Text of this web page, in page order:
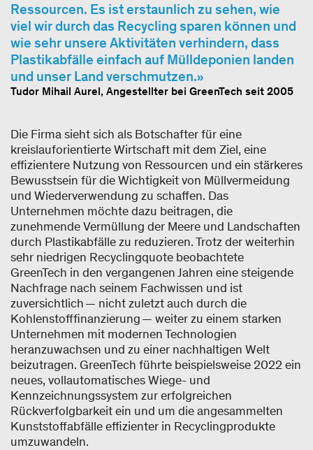
Ressourcen. Es ist erstaunlich zu sehen, wie
viel wir durch das Recycling sparen können und
wie sehr unsere Aktivitäten verhindern, dass
Plastikabfälle einfach auf Mülldeponien landen
und unser Land verschmutzen.
Tudor Mihail Aurel, Angestellter bei GreenTech seit 2005
Die Firma sieht sich als Botschafter für eine
kreislauforientierte Wirtschaft mit dem Ziel, eine
effizientere Nutzung von Ressourcen und ein stärkeres
Bewusstsein für die Wichtigkeit von Müllvermeidung
und Wiederverwendung zu schaffen. Das
Unternehmen möchte dazu beitragen, die
zunehmende Vermüllung der Meere und Landschaften
durch Plastikabfälle zu reduzieren. Trotz der weiterhin
sehr niedrigen Recyclingquote beobachtete
GreenTech in den vergangenen Jahren eine steigende
Nachfrage nach seinem Fachwissen und ist
zuversichtlich — nicht zuletzt auch durch die
Kohlenstofffinanzierung — weiter zu einem starken
Unternehmen mit modernen Technologien
heranzuwachsen und zu einer nachhaltigen Welt
beizutragen. GreenTech führte beispielsweise 2022 ein
neues, vollautomatisches Wiege- und
Kennzeichnungssystem zur erfolgreichen
Rückverfolgbarkeit ein und um die angesammelten
Kunststoffabfälle effizienter in Recyclingprodukte
umzuwandeln.